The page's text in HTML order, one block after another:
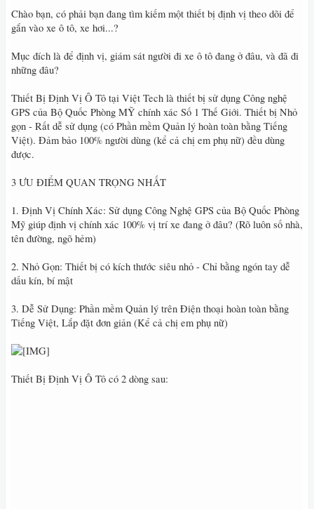
Chào bạn, có phải bạn đang tìm kiếm một thiết bị định vị theo dõi để
gắn vào xe ô tô, xe hơi...?
Mục đích là để định vị, giám sát người đi xe ô tô đang ở đâu, và đã đi
những đâu?
Thiết Bị Định Vị Ô Tô tại Việt Tech là thiết bị sử dụng Công nghệ
GPS của Bộ Quốc Phòng MỸ chính xác Số 1 Thế Giới. Thiết bị Nhỏ
gọn - Rất dễ sử dụng (có Phần mềm Quản lý hoàn toàn bằng Tiếng
Việt). Đảm bảo 100% người dùng (kể cả chị em phụ nữ) đều dùng
được.
3 ƯU ĐIỂM QUAN TRỌNG NHẤT
1. Định Vị Chính Xác: Sử dụng Công Nghệ GPS của Bộ Quốc Phòng
Mỹ giúp định vị chính xác 100% vị trí xe đang ở đâu? (Rõ luôn số nhà,
tên đường, ngõ hẻm)
2. Nhỏ Gọn: Thiết bị có kích thước siêu nhỏ - Chỉ bằng ngón tay dễ
dấu kín, bí mật
3. Dễ Sử Dụng: Phần mềm Quản lý trên Điện thoại hoàn toàn bằng
Tiếng Việt, Lắp đặt đơn giản (Kể cả chị em phụ nữ)
Thiết Bị Định Vị Ô Tô có 2 dòng sau: